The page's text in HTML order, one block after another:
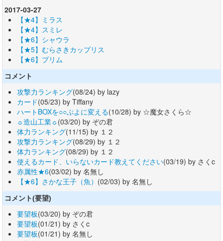
2017-03-27
【★4】ミラス
【★4】スミレ
【★6】シャウラ
【★5】むらさきカップリス
【★6】プリム
コメント
攻撃力ランキング(08/24) by lazy
カード(05/23) by Tiffany
ハートBOXを○○ぷよに変える(10/28) by ☆魔女さくら☆
☼造山工業☼(03/20) by ぞの君
体力ランキング(11/15) by １２
攻撃力ランキング(08/29) by １２
体力ランキング(08/29) by １２
使えるカード、いらないカード教えてください(03/19) by さくc
赤属性★6(03/02) by 名無し
【★6】さかな王子（魚） (02/03) by 名無し
コメント(要望)
要望板(03/20) by ぞの君
要望板(01/21) by さくc
要望板(01/21) by 名無し